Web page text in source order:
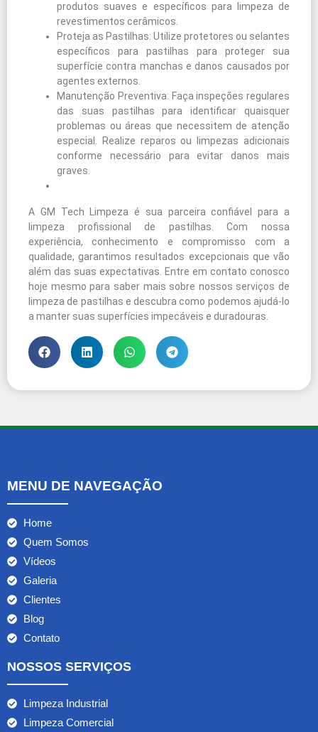
produtos suaves e específicos para limpeza de
revestimentos cerâmicos.
Proteja as Pastilhas: Utilize protetores ou selantes
específicos para pastilhas para proteger sua
superfície contra manchas e danos causados por
agentes externos.
Manutenção Preventiva: Faça inspeções regulares
das suas pastilhas para identificar quaisquer
problemas ou áreas que necessitem de atenção
especial. Realize reparos ou limpezas adicionais
conforme necessário para evitar danos mais
graves.
A GM Tech Limpeza é sua parceira confiável para a
limpeza profissional de pastilhas. Com nossa
experiência, conhecimento e compromisso com a
qualidade, garantimos resultados excepcionais que vão
além das suas expectativas. Entre em contato conosco
hoje mesmo para saber mais sobre nossos serviços de
limpeza de pastilhas e descubra como podemos ajudá-lo
a manter suas superfícies impecáveis e duradouras.
MENU DE NAVEGAÇÃO
Home
Quem Somos
Vídeos
Galeria
Clientes
Blog
Contato
NOSSOS SERVIÇOS
Limpeza Industrial
Limpeza Comercial